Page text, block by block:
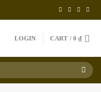
LOGIN CART /0 ₫